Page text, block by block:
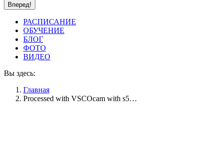
РАСПИСАНИЕ
ОБУЧЕНИЕ
БЛОГ
ФОТО
ВИДЕО
Вы здесь:
Главная
Processed with VSCOcam with s5…